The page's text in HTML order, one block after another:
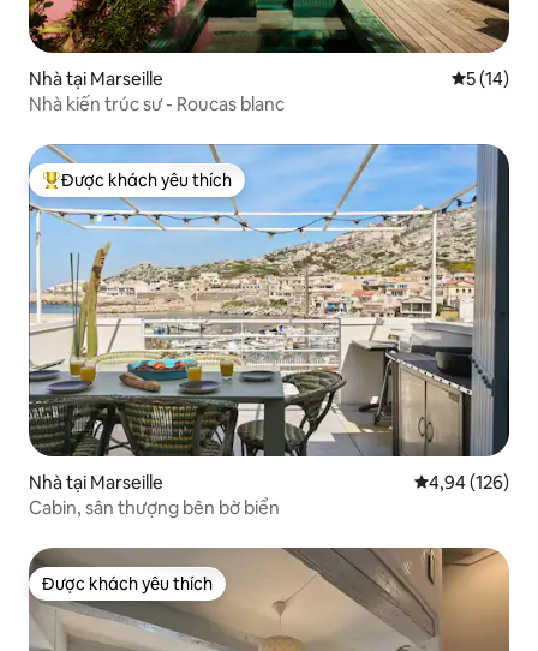
Nhà tại Marseille Xếp hạng
5 (14)
Nhà kiến trúc sư - Roucas blanc
Được khách yêu thích nhất
Được khách yêu thích
Nhà tại Marseille Xếp hạng
4,94 (126)
Cabin, sân thượng bên bờ biển
Được khách yêu thích
Được khách yêu thích